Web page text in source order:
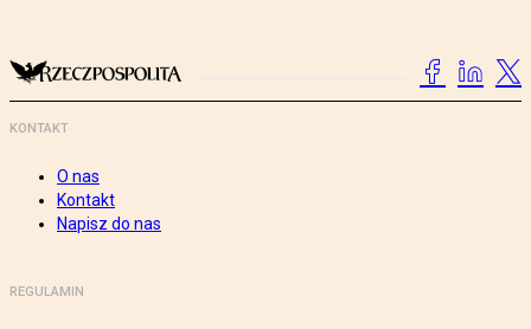
KONTAKT
O nas
Kontakt
Napisz do nas
REGULAMIN